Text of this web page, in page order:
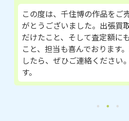
この度は、千住博の作品をご
がとうございました。出張買
だけたこと、そして査定額に
こと、担当も喜んでおります
したら、ぜひご連絡ください
す。